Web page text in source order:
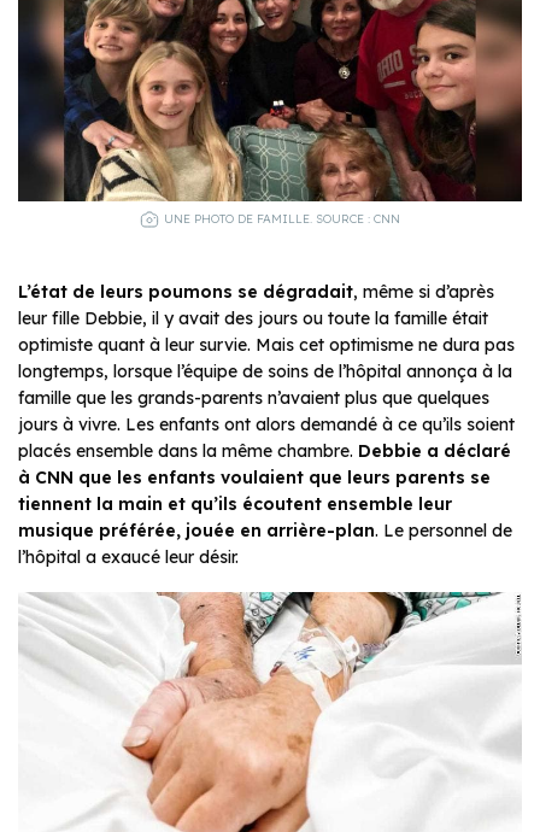
UNE PHOTO DE FAMILLE. SOURCE : CNN
L’état de leurs poumons se dégradait, même si d’après
leur fille Debbie, il y avait des jours ou toute la famille était
optimiste quant à leur survie. Mais cet optimisme ne dura pas
longtemps, lorsque l’équipe de soins de l’hôpital annonça à la
famille que les grands-parents n’avaient plus que quelques
jours à vivre. Les enfants ont alors demandé à ce qu’ils soient
placés ensemble dans la même chambre. Debbie a déclaré
à CNN que les enfants voulaient que leurs parents se
tiennent la main et qu’ils écoutent ensemble leur
musique préférée, jouée en arrière-plan. Le personnel de
l’hôpital a exaucé leur désir.